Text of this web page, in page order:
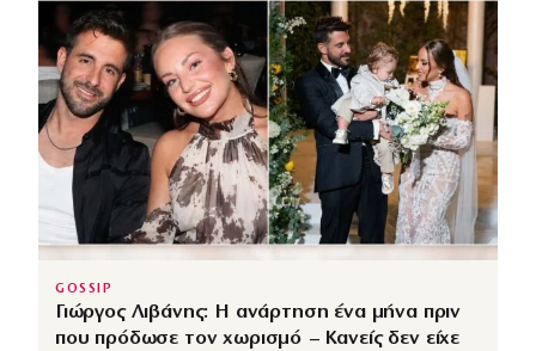
GOSSIP
Γιώργος Λιβάνης: Η ανάρτηση ένα μήνα πριν
που πρόδωσε τον χωρισμό – Κανείς δεν είχε